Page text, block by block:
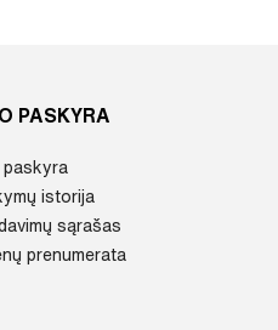
PASKYRA
paskyra
istorija
sąrašas
prenumerata